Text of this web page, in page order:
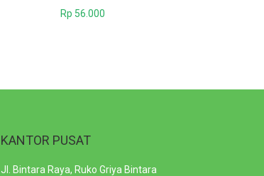
Rp 56.000
KANTOR PUSAT
Jl. Bintara Raya, Ruko Griya Bintara